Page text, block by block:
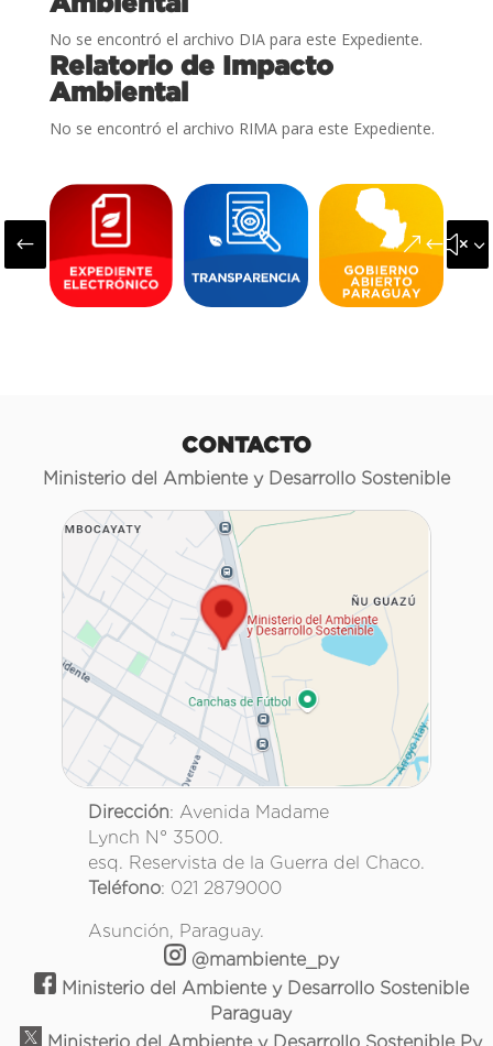
No se encontró el archivo DIA para este Expediente.
Relatorio de Impacto
Ambiental
No se encontró el archivo RIMA para este Expediente.
#
CONTACTO
Ministerio del Ambiente y Desarrollo Sostenible
Dirección: Avenida Madame
Lynch N° 3500.
esq. Reservista de la Guerra del Chaco.
Teléfono: 021 2879000
Asunción, Paraguay.
@mambiente_py
Ministerio del Ambiente y Desarrollo Sostenible
Paraguay